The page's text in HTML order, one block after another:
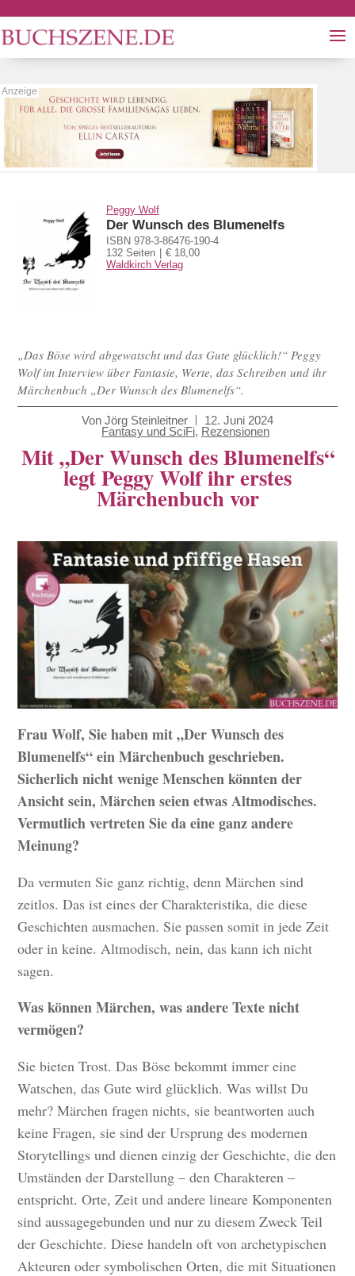
Peggy Wolf
Der Wunsch des Blumenelfs
ISBN 978-3-86476-190-4
132 Seiten
€ 18,00
Waldkirch Verlag
„Das Böse wird abgewatscht und das Gute glücklich!“ Peggy
Wolf im Interview über Fantasie, Werte, das Schreiben und ihr
Märchenbuch „Der Wunsch des Blumenelfs“.
Von Jörg Steinleitner
12. Juni 2024
Fantasy und SciFi, Rezensionen
Mit „Der Wunsch des Blumenelfs“
legt Peggy Wolf ihr erstes
Märchenbuch vor
Frau Wolf, Sie haben mit „Der Wunsch des
Blumenelfs“ ein Märchenbuch geschrieben.
Sicherlich nicht wenige Menschen könnten der
Ansicht sein, Märchen seien etwas Altmodisches.
Vermutlich vertreten Sie da eine ganz andere
Meinung?
Da vermuten Sie ganz richtig, denn Märchen sind
zeitlos. Das ist eines der Charakteristika, die diese
Geschichten ausmachen. Sie passen somit in jede Zeit
oder in keine. Altmodisch, nein, das kann ich nicht
sagen.
Was können Märchen, was andere Texte nicht
vermögen?
Sie bieten Trost. Das Böse bekommt immer eine
Watschen, das Gute wird glücklich. Was willst Du
mehr? Märchen fragen nichts, sie beantworten auch
keine Fragen, sie sind der Ursprung des modernen
Storytellings und dienen einzig der Geschichte, die den
Umständen der Darstellung – den Charakteren –
entspricht. Orte, Zeit und andere lineare Komponenten
sind aussagegebunden und nur zu diesem Zweck Teil
der Geschichte. Diese handeln oft von archetypischen
Akteuren oder symbolischen Orten, die mit Situationen